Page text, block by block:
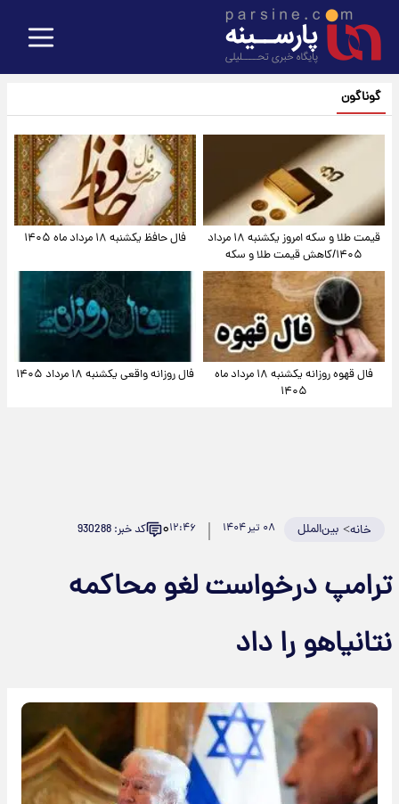
گوناگون
قیمت طلا و سکه امروز یکشنبه ۱۸ مرداد
۱۴۰۵/کاهش قیمت طلا و سکه
فال حافظ یکشنبه ۱۸ مرداد ماه ۱۴۰۵
فال قهوه روزانه یکشنبه ۱۸ مرداد ماه
۱۴۰۵
فال روزانه واقعی یکشنبه ۱۸ مرداد ۱۴۰۵
خانه> بین‌الملل ۰۸ تیر ۱۴۰۴ ۱۲:۴۶۰ کد خبر: 930288
ترامپ درخواست لغو محاکمه
نتانیاهو را داد